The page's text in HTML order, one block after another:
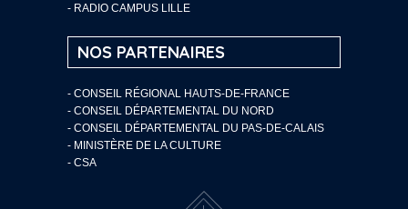
- RADIO CAMPUS LILLE
NOS PARTENAIRES
- CONSEIL RÉGIONAL HAUTS-DE-FRANCE
- CONSEIL DÉPARTEMENTAL DU NORD
- CONSEIL DÉPARTEMENTAL DU PAS-DE-CALAIS
- MINISTÈRE DE LA CULTURE
- CSA